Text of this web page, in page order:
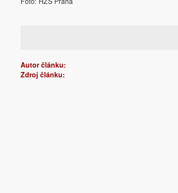
Autor článku:
Zdroj článku: